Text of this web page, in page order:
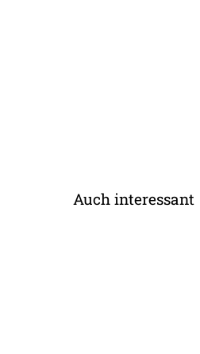
Überschrift
Auch interessant